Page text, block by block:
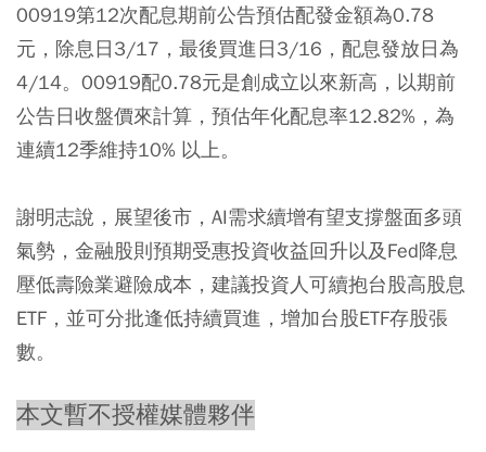
00919第12次配息期前公告預估配發金額為0.78
元，除息日3/17，最後買進日3/16，配息發放日為
4/14。00919配0.78元是創成立以來新高，以期前
公告日收盤價來計算，預估年化配息率12.82%，為
連續12季維持10% 以上。
謝明志說，展望後市，AI需求續增有望支撐盤面多頭
氣勢，金融股則預期受惠投資收益回升以及Fed降息
壓低壽險業避險成本，建議投資人可續抱台股高股息
ETF，並可分批逢低持續買進，增加台股ETF存股張
數。
本文暫不授權媒體夥伴